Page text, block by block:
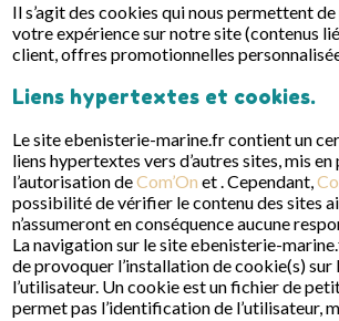
Il s’agit des cookies qui nous permettent
votre expérience sur notre site (contenus
client, offres promotionnelles
Liens hypertextes et cookies.
Le site ebenisterie-marine.fr contient un
liens hypertextes vers d’autres sites, mis en
l’autorisation deCom’On et . Cependant,
possibilité de vérifier le contenu des sites
n’assumeront en conséquence aucune
La navigation sur le site ebenisterie-
de provoquer l’installation de cookie(s) sur
l’utilisateur. Un cookie est un fichier de
permet pas l’identification de l’utilisateur,